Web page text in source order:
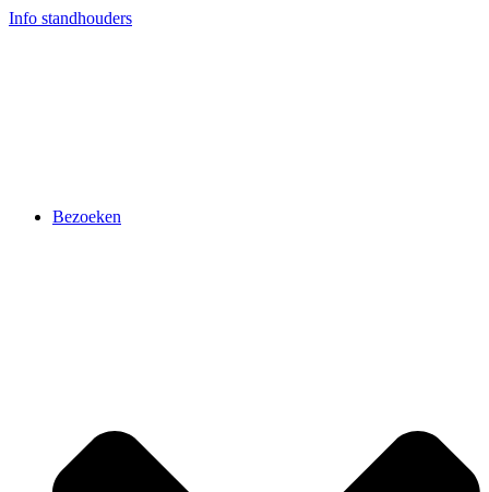
Ga
Info standhouders
Bezoeken